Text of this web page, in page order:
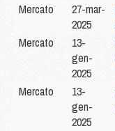
Mercato
27-mar-
2025
Mercato
13-
gen-
2025
Mercato
13-
gen-
2025